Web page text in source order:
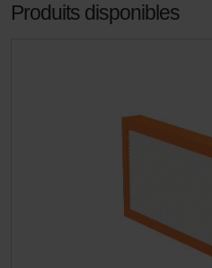
Produits disponibles